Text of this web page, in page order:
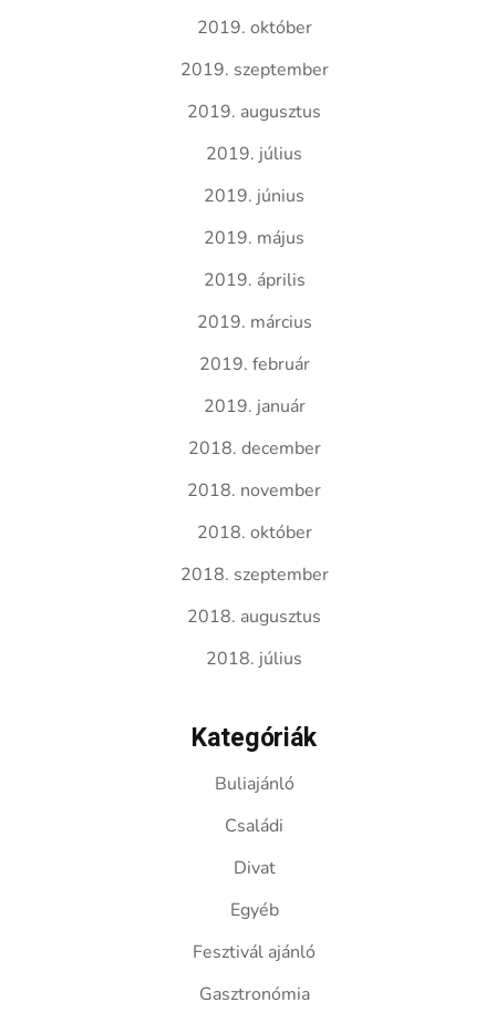
2019. október
2019. szeptember
2019. augusztus
2019. július
2019. június
2019. május
2019. április
2019. március
2019. február
2019. január
2018. december
2018. november
2018. október
2018. szeptember
2018. augusztus
2018. július
Kategóriák
Buliajánló
Családi
Divat
Egyéb
Fesztivál ajánló
Gasztronómia